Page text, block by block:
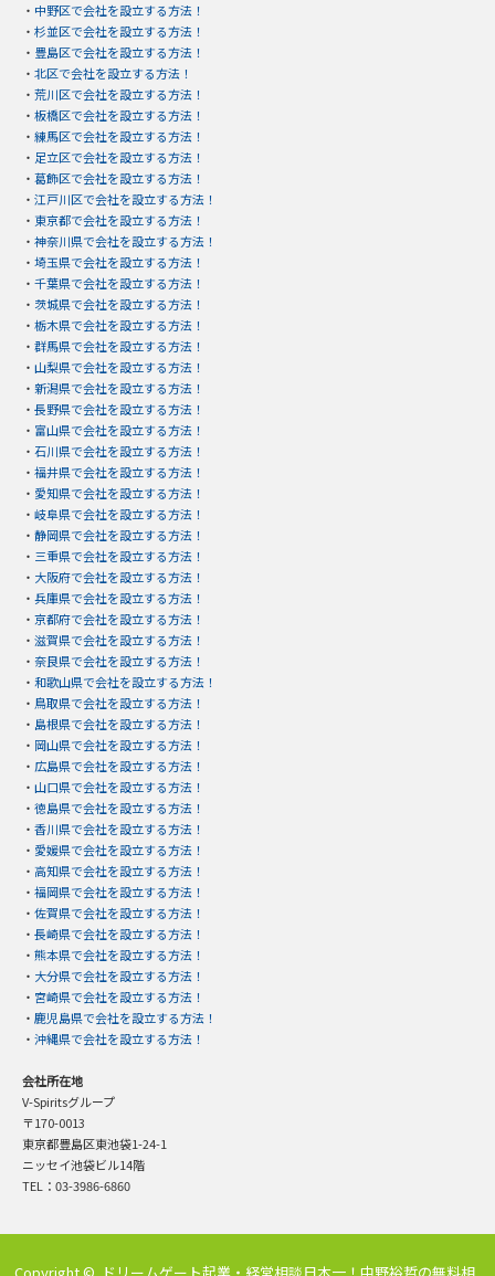
・ 中野区で会社を設立する方法！
・ 杉並区で会社を設立する方法！
・ 豊島区で会社を設立する方法！
・ 北区で会社を設立する方法！
・ 荒川区で会社を設立する方法！
・ 板橋区で会社を設立する方法！
・ 練馬区で会社を設立する方法！
・ 足立区で会社を設立する方法！
・ 葛飾区で会社を設立する方法！
・ 江戸川区で会社を設立する方法！
・ 東京都で会社を設立する方法！
・ 神奈川県で会社を設立する方法！
・ 埼玉県で会社を設立する方法！
・ 千葉県で会社を設立する方法！
・ 茨城県で会社を設立する方法！
・ 栃木県で会社を設立する方法！
・ 群馬県で会社を設立する方法！
・ 山梨県で会社を設立する方法！
・ 新潟県で会社を設立する方法！
・ 長野県で会社を設立する方法！
・ 富山県で会社を設立する方法！
・ 石川県で会社を設立する方法！
・ 福井県で会社を設立する方法！
・ 愛知県で会社を設立する方法！
・ 岐阜県で会社を設立する方法！
・ 静岡県で会社を設立する方法！
・ 三重県で会社を設立する方法！
・ 大阪府で会社を設立する方法！
・ 兵庫県で会社を設立する方法！
・ 京都府で会社を設立する方法！
・ 滋賀県で会社を設立する方法！
・ 奈良県で会社を設立する方法！
・ 和歌山県で会社を設立する方法！
・ 鳥取県で会社を設立する方法！
・ 島根県で会社を設立する方法！
・ 岡山県で会社を設立する方法！
・ 広島県で会社を設立する方法！
・ 山口県で会社を設立する方法！
・ 徳島県で会社を設立する方法！
・ 香川県で会社を設立する方法！
・ 愛媛県で会社を設立する方法！
・ 高知県で会社を設立する方法！
・ 福岡県で会社を設立する方法！
・ 佐賀県で会社を設立する方法！
・ 長崎県で会社を設立する方法！
・ 熊本県で会社を設立する方法！
・ 大分県で会社を設立する方法！
・ 宮崎県で会社を設立する方法！
・ 鹿児島県で会社を設立する方法！
・ 沖縄県で会社を設立する方法！
会社所在地
V-Spiritsグループ
〒170-0013
東京都豊島区東池袋1-24-1
ニッセイ池袋ビル14階
TEL：03-3986-6860